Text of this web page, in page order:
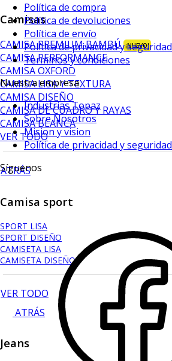
Camisas
CAMISA PREMIUM BAMBÚ ¡NUEVO!
CAMISA PERFORMANCE
CAMISA OXFORD
CAMISA LISA Y TEXTURA
CAMISA DISEÑO
CAMISA DE CUADRO Y RAYAS
CAMISA BLANCA
VER TODO
ATRÁS
Camisa sport
SPORT LISA
SPORT DISEÑO
CAMISETA LISA
CAMISETA DISEÑO
VER TODO
ATRÁS
Jeans
Política de compra
Política de devoluciones
Política de envío
Política de privacidad y seguridad
Terminos y condiciones
Nuestra empresa
Industrias Topaz
Sobre Nosotros
Mision y vision
Política de privacidad y seguridad
Síguenos